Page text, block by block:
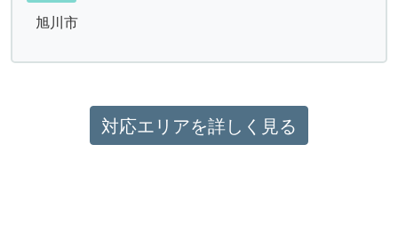
旭川市
対応エリアを詳しく見る